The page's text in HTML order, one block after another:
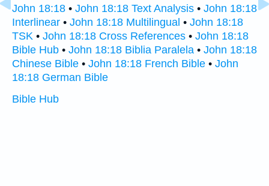
John 18:18 • John 18:18 Text Analysis • John 18:18
Interlinear • John 18:18 Multilingual • John 18:18
TSK • John 18:18 Cross References • John 18:18
Bible Hub • John 18:18 Biblia Paralela • John 18:18
Chinese Bible • John 18:18 French Bible • John
18:18 German Bible
Bible Hub